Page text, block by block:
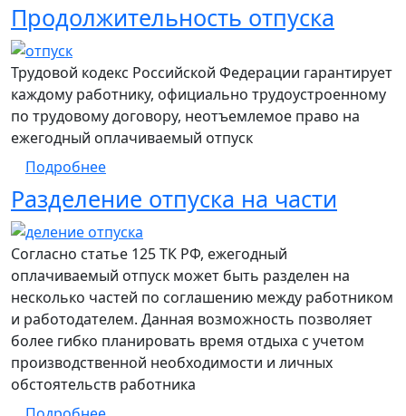
Продолжительность отпуска
Трудовой кодекс Российской Федерации гарантирует
каждому работнику, официально трудоустроенному
по трудовому договору, неотъемлемое право на
ежегодный оплачиваемый отпуск
Подробнеео Продолжительность отпуска
Разделение отпуска на части
Согласно статье 125 ТК РФ, ежегодный
оплачиваемый отпуск может быть разделен на
несколько частей по соглашению между работником
и работодателем. Данная возможность позволяет
более гибко планировать время отдыха с учетом
производственной необходимости и личных
обстоятельств работника